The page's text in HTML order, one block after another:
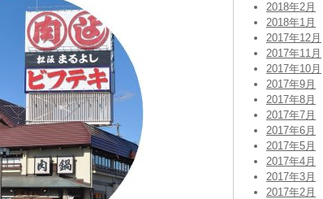
2018年2月
2018年1月
2017年12月
2017年11月
2017年10月
2017年9月
2017年8月
2017年7月
2017年6月
2017年5月
2017年4月
2017年3月
2017年2月